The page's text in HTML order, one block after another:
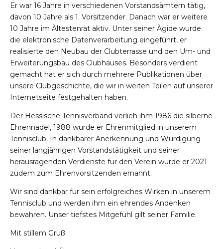
Er war 16 Jahre in verschiedenen Vorstandsämtern tätig,
davon 10 Jahre als 1. Vorsitzender. Danach war er weitere
10 Jahre im Ältestenrat aktiv. Unter seiner Ägide wurde
die elektronische Datenverarbeitung eingeführt, er
realisierte den Neubau der Clubterrasse und den Um- und
Erweiterungsbau des Clubhauses. Besonders verdient
gemacht hat er sich durch mehrere Publikationen über
unsere Clubgeschichte, die wir in weiten Teilen auf unserer
Internetseite festgehalten haben.
Der Hessische Tennisverband verlieh ihm 1986 die silberne
Ehrennadel, 1988 wurde er Ehrenmitglied in unserem
Tennisclub. In dankbarer Anerkennung und Würdigung
seiner langjährigen Vorstandstätigkeit und seiner
herausragenden Verdienste für den Verein wurde er 2021
zudem zum Ehrenvorsitzenden ernannt.
Wir sind dankbar für sein erfolgreiches Wirken in unserem
Tennisclub und werden ihm ein ehrendes Andenken
bewahren. Unser tiefstes Mitgefühl gilt seiner Familie.
Mit stillem Gruß